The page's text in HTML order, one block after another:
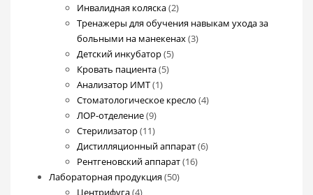
Инвалидная коляска 22
товара
Тренажеры для обучения навыкам ухода за
больными на манекенах 33
Детский инкубатор 55
Кровать пациента 55
Анализатор ИМТ 11
товар
Стоматологическое кресло 44
ЛОР-отделение 99
товаров
Стерилизатор 1111
товаров
Дистилляционный аппарат 66
Рентгеновский аппарат 1616
Лабораторная продукция 5050
4